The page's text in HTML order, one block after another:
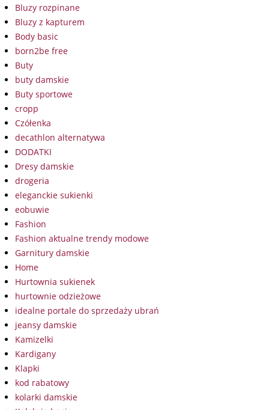
Bluzy rozpinane
Bluzy z kapturem
Body basic
born2be free
Buty
buty damskie
Buty sportowe
cropp
Czółenka
decathlon alternatywa
DODATKI
Dresy damskie
drogeria
eleganckie sukienki
eobuwie
Fashion
Fashion aktualne trendy modowe
Garnitury damskie
Home
Hurtownia sukienek
hurtownie odzieżowe
idealne portale do sprzedaży ubrań
jeansy damskie
Kamizelki
Kardigany
Klapki
kod rabatowy
kolarki damskie